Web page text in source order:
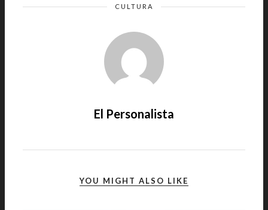
CULTURA
El Personalista
YOU MIGHT ALSO LIKE